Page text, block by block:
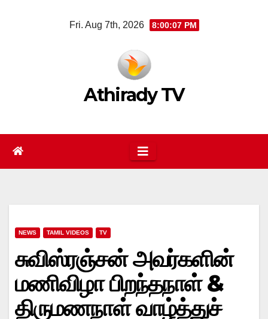
Fri. Aug 7th, 2026 8:00:07 PM
Athirady TV
NEWS TAMIL VIDEOS TV
சுவிஸ்ரஞ்சன் அவர்களின்
மணிவிழா பிறந்தநாள் &
திருமணநாள் வாழ்த்துச்